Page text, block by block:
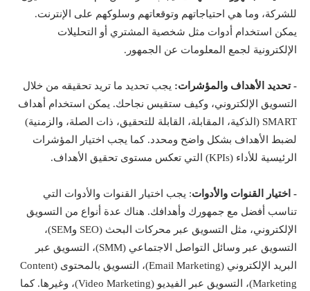
للشركة، وما هي احتياجاتهم وتوقعاتهم وسلوكهم على الإنترنت.
يمكن استخدام أدوات مثل شخصية المشتري أو التحليلات
الإلكترونية لجمع المعلومات عن الجمهور.
- تحديد الأهداف والمؤشرات: يجب تحديد ما تريد تحقيقه من خلال
التسويق الإلكتروني، وكيف ستقيس نجاحك. يمكن استخدام أهداف
SMART (الذكية، المقابلة، القابلة للتحقيق، ذات الصلة، والزمنية)
لضبط الأهداف بشكل واضح ومحدد. كما يجب اختيار المؤشرات
الرئيسية للأداء (KPIs) التي تعكس مستوى تحقيق الأهداف.
- اختيار القنوات والأدوات: يجب اختيار القنوات والأدوات التي
تناسب أفضل مع جمهورك وأهدافك. هناك عدة أنواع من التسويق
الإلكتروني، مثل التسويق عبر محركات البحث (SEO وSEM)،
التسويق عبر وسائل التواصل الاجتماعي (SMM)، التسويق عبر
البريد الإلكتروني (Email Marketing)، التسويق بالمحتوى (Content
Marketing)، التسويق عبر الفيديو (Video Marketing)، وغيرها. كما